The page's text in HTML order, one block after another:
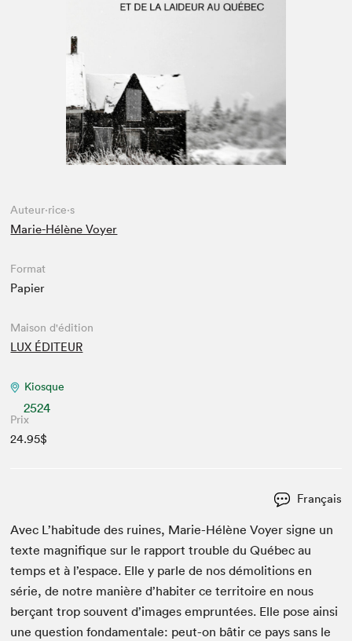
Espace médias
Auteur·rice·s
Marie-Hélène Voyer
Format
Papier
Maison d'édition
LUX ÉDITEUR
Kiosque
2524
Prix
24.95$
Français
Avec L’habitude des ruines, Marie-Hélène Voy­er signe un
texte mag­nifique sur le rap­port trou­ble du Québec au
temps et à l’espace. Elle y par­le de nos démo­li­tions en
série, de notre manière d’habiter ce ter­ri­toire en nous
berçant trop sou­vent d’images emprun­tées. Elle pose ain­si
une ques­tion fon­da­men­tale: peut-on bâtir ce pays sans le